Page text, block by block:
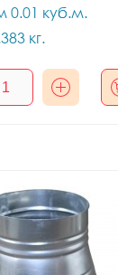
0.01 куб.м.
кг.